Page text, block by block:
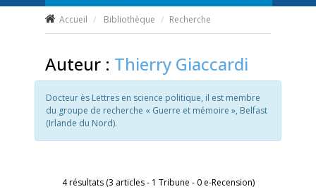
Accueil Bibliothèque Recherche
Auteur : Thierry Giaccardi
Docteur ès Lettres en science politique, il est membre
du groupe de recherche « Guerre et mémoire », Belfast
(Irlande du Nord).
4 résultats (3 articles - 1 Tribune - 0 e-Recension)